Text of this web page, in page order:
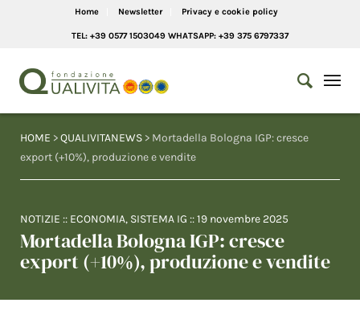
Home Newsletter Privacy e cookie policy
TEL: +39 0577 1503049 WHATSAPP: +39 375 6797337
HOME >QUALIVITANEWS > Mortadella Bologna IGP: cresce
export (+10%), produzione e vendite
NOTIZIE :: ECONOMIA, SISTEMA IG ::19 novembre 2025
Mortadella Bologna IGP: cresce
export (+10%), produzione e vendite